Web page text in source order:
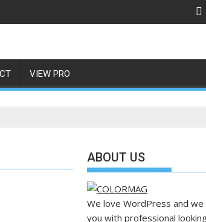
VIEW PRO
ABOUT US
We love WordPress and
you with professional